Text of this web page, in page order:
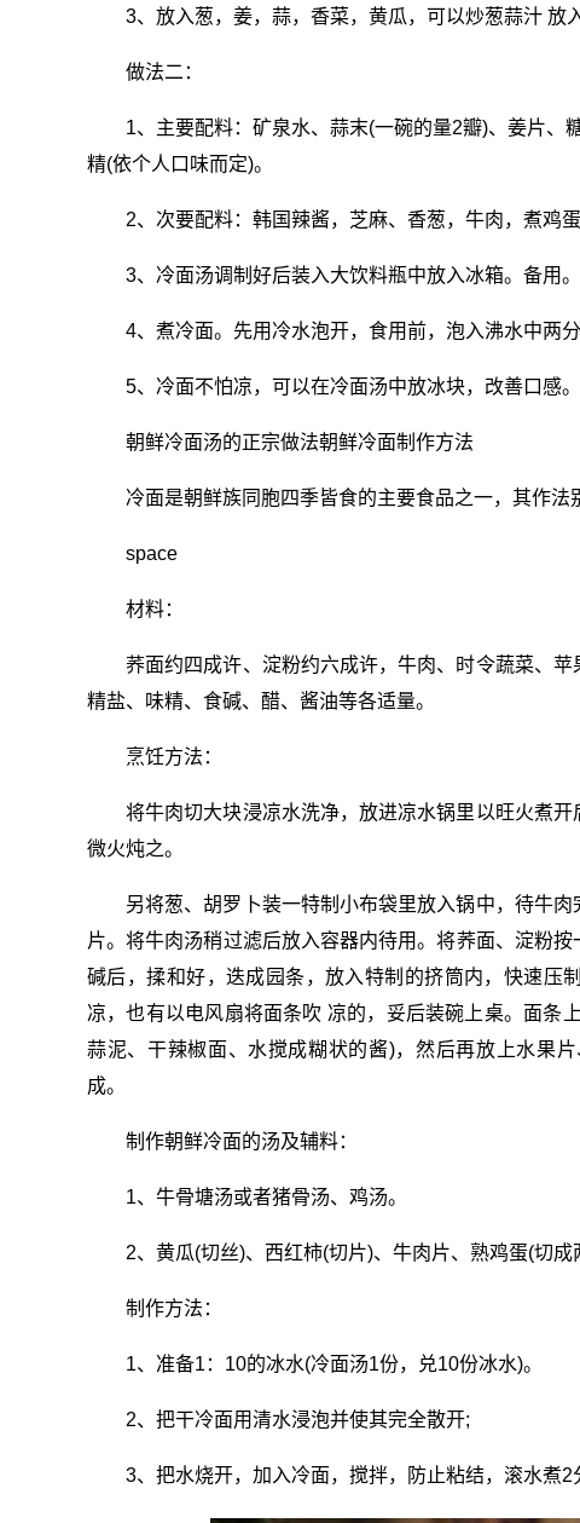
3、放入葱，姜，蒜，香菜，黄瓜，可以炒葱蒜汁 放
做法二：
1、主要配料：矿泉水、蒜末(一碗的量2瓣)、姜片、
精(依个人口味而定)。
2、次要配料：韩国辣酱，芝麻、香葱，牛肉，煮鸡蛋
3、冷面汤调制好后装入大饮料瓶中放入冰箱。备用。
4、煮冷面。先用冷水泡开，食用前，泡入沸水中两
5、冷面不怕凉，可以在冷面汤中放冰块，改善口感。
朝鲜冷面汤的正宗做法朝鲜冷面制作方法
冷面是朝鲜族同胞四季皆食的主要食品之一，其作法
space
材料：
荞面约四成许、淀粉约六成许，牛肉、时令蔬菜、
精盐、味精、食碱、醋、酱油等各适量。
烹饪方法：
将牛肉切大块浸凉水洗净，放进凉水锅里以旺火煮
微火炖之。
另将葱、胡罗卜装一特制小布袋里放入锅中，待牛
片。将牛肉汤稍过滤后放入容器内待用。将荞面、淀粉
碱后，揉和好，迭成园条，放入特制的挤筒内，快速压
凉，也有以电风扇将面条吹 凉的，妥后装碗上桌。面条
蒜泥、干辣椒面、水搅成糊状的酱)，然后再放上水果
成。
制作朝鲜冷面的汤及辅料：
1、牛骨塘汤或者猪骨汤、鸡汤。
2、黄瓜(切丝)、西红柿(切片)、牛肉片、熟鸡蛋(切
制作方法：
1、准备1：10的冰水(冷面汤1份，兑10份冰水)。
2、把干冷面用清水浸泡并使其完全散开;
3、把水烧开，加入冷面，搅拌，防止粘结，滚水煮2